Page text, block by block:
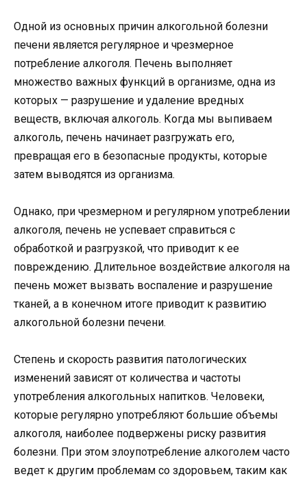
Одной из основных причин алкогольной болезни
печени является регулярное и чрезмерное
потребление алкоголя. Печень выполняет
множество важных функций в организме, одна из
которых — разрушение и удаление вредных
веществ, включая алкоголь. Когда мы выпиваем
алкоголь, печень начинает разгружать его,
превращая его в безопасные продукты, которые
затем выводятся из организма.
Однако, при чрезмерном и регулярном употреблении
алкоголя, печень не успевает справиться с
обработкой и разгрузкой, что приводит к ее
повреждению. Длительное воздействие алкоголя на
печень может вызвать воспаление и разрушение
тканей, а в конечном итоге приводит к развитию
алкогольной болезни печени.
Степень и скорость развития патологических
изменений зависят от количества и частоты
употребления алкогольных напитков. Человеки,
которые регулярно употребляют большие объемы
алкоголя, наиболее подвержены риску развития
болезни. При этом злоупотребление алкоголем часто
ведет к другим проблемам со здоровьем, таким как